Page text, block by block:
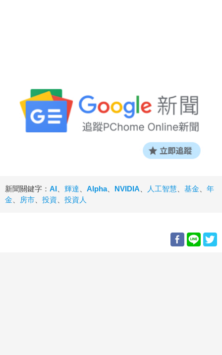
新聞關鍵字： AI 輝達 Alpha、 NVIDIA 人工智慧 基金
年
金
房市 投資 投資人